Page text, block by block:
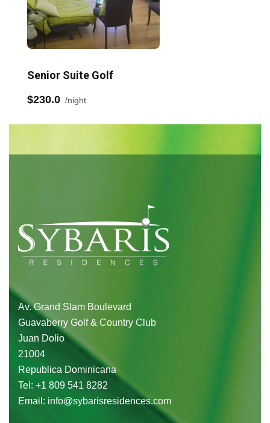
Suite Golf
night
Av. Grand Slam Boulevard
Guavaberry Golf & Country Club
Juan Dolio
21004
Republica Dominicana
Tel: +1 809 541 8282
Email: info@sybarisresidences.com